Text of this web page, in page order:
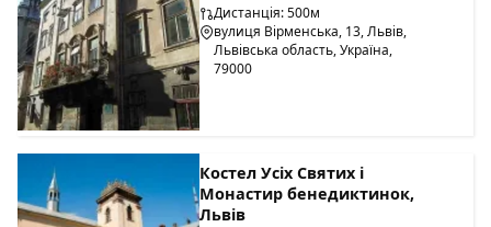
Дистанція: 500м
вулиця Вірменська, 13, Львів,
Львівська область, Україна,
79000
Костел Усіх Святих і
Монастир бенедиктинок,
Львів